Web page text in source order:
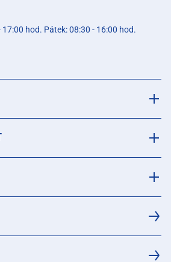
hod. Pátek: 08:30 - 16:00 hod.